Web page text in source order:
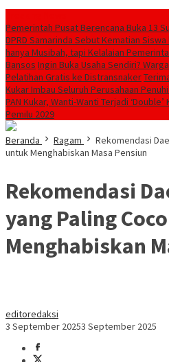
Pemerintah Pusat Berencana Buka 13
DPRD Samarinda Sebut Kematian
hanya Musibah, tapi Kelalaian
Bansos Ingin Buka Usaha Sendiri?
Pelatihan Gratis ke Distransnaker
Kukar Imbau Seluruh Perusahaan
PAN Kukar, Wanti-Wanti Terjadi
Pemilu 2029
Beranda Ragam
Rekomendasi
untuk Menghabiskan Masa Pensiun
Rekomendasi
yang Paling
Menghabiskan
editoredaksi
3 September 20253 September 2025